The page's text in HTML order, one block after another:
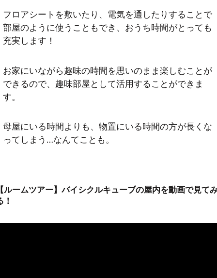
フロアシートを敷いたり、電気を通したりすることで
部屋のように使うこともでき、おうち時間がとっても
充実します！
お家にいながら趣味の時間を思いのまま楽しむことが
できるので、趣味部屋として活用することができま
す。
母屋にいる時間よりも、物置にいる時間の方が長くな
ってしまう…なんてことも。
ルームツアー】バイシクルキューブの屋内を動画で見て
！